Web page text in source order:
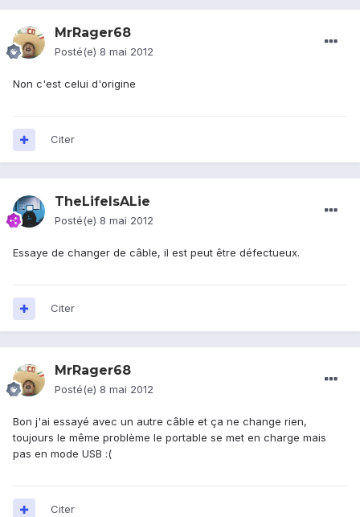
MrRager68
Posté(e) 8 mai 2012
Non c'est celui d'origine
Citer
TheLifeIsALie
Posté(e) 8 mai 2012
Essaye de changer de câble, il est peut être défectueux.
Citer
MrRager68
Posté(e) 8 mai 2012
Bon j'ai essayé avec un autre câble et ça ne change rien,
toujours le même problème le portable se met en charge mais
pas en mode USB :(
Citer